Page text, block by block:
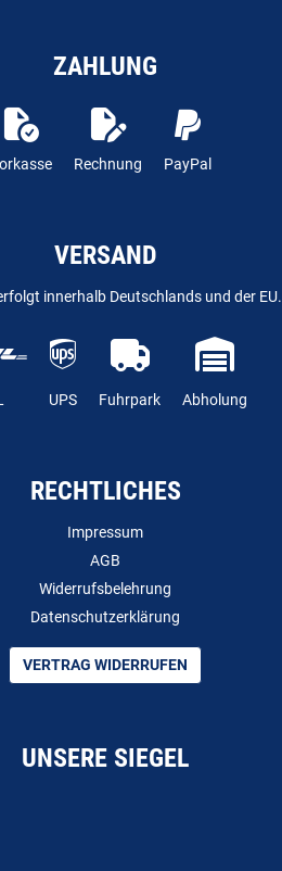
ZAHLUNG
Rechnung PayPal
VERSAND
innerhalb Deutschlands und der EU.
UPS Fuhrpark Abholung
RECHTLICHES
Impressum
AGB
Widerrufsbelehrung
Datenschutzerklärung
VERTRAG WIDERRUFEN
UNSERE SIEGEL